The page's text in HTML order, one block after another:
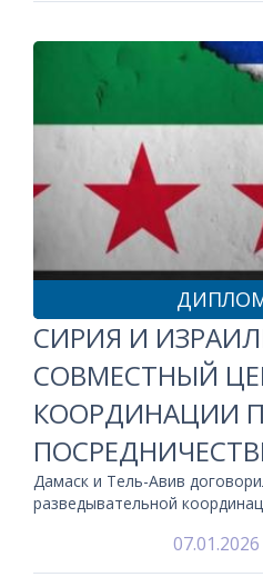
СИРИЯ И
СОВМЕСТНЫЙ
КООРДИНАЦИИ
Дамаск и Тель-Авив
разведывательной